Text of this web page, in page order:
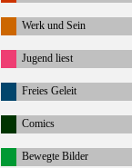
Werk und Sein
Jugend liest
Freies Geleit
Comics
Bewegte Bilder